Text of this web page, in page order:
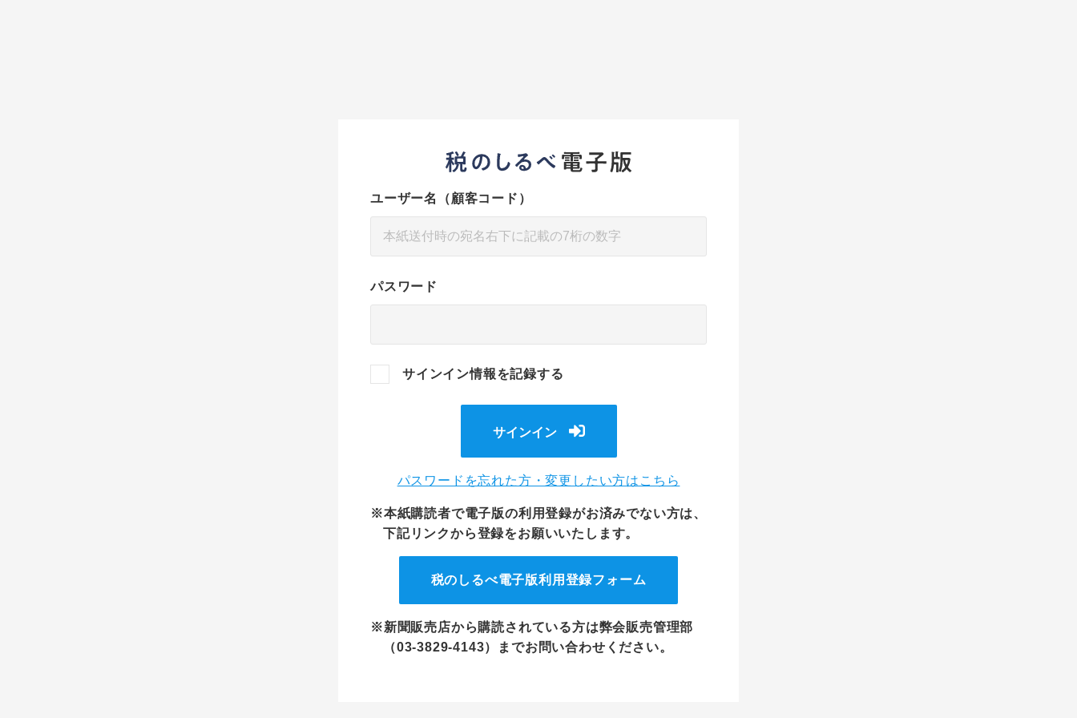
ユーザー名（顧客コード）
パスワード
サインイン情報を記録する
サインイン
パスワードを忘れた方・変更したい方はこちら
※本紙購読者で電子版の利用登録がお済みでない方は、
下記リンクから登録をお願いいたします。
税のしるべ電子版利用登録フォーム
※新聞販売店から購読されている方は弊会販売管理部
（03-3829-4143）までお問い合わせください。